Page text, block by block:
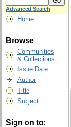
Advanced Search
Home
Browse
Communities
& Collections
Issue Date
Author
Title
Subject
Sign on to: